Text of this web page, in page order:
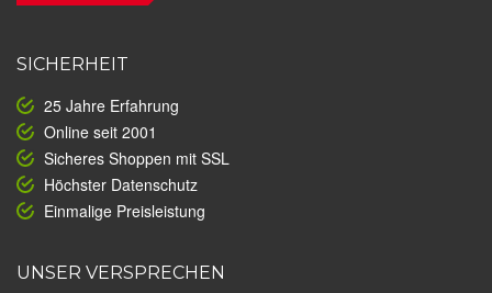
SICHERHEIT
25 Jahre Erfahrung
Online seit 2001
Sicheres Shoppen mit SSL
Höchster Datenschutz
Einmalige Preisleistung
UNSER VERSPRECHEN